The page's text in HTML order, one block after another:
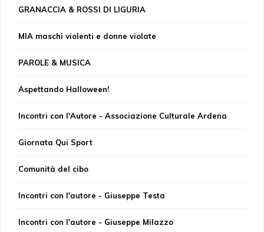
GRANACCIA & ROSSI DI LIGURIA
MIA maschi violenti e donne violate
PAROLE & MUSICA
Aspettando Halloween!
Incontri con l'Autore - Associazione Culturale Ardena
Giornata Qui Sport
Comunità del cibo
Incontri con l'autore - Giuseppe Testa
Incontri con l'autore - Giuseppe Milazzo